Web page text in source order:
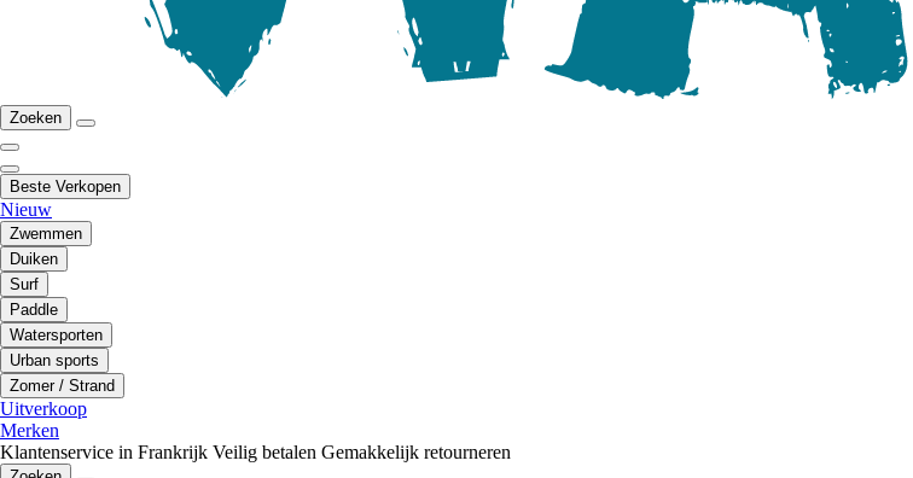
Zoeken
Beste Verkopen
Nieuw
Zwemmen
Duiken
Surf
Paddle
Watersporten
Urban sports
Zomer / Strand
Uitverkoop
Merken
Klantenservice in Frankrijk Veilig betalen Gemakkelijk retourneren